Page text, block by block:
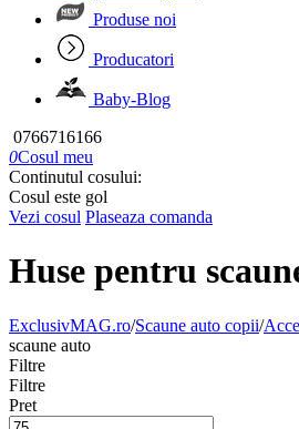
Produse noi
Producatori
Baby-Blog
0766716166
0Cosul meu
Continutul cosului:
Cosul este gol
Vezi cosul Plaseaza comanda
Huse pentru
ExclusivMAG.ro/Scaune auto copii/
scaune auto
Filtre
Filtre
Pret